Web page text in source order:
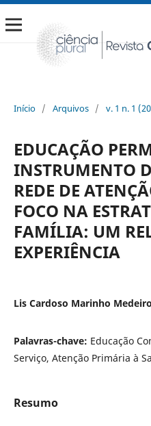
Início / Arquivos / v. 1 n. 1
EDUCAÇÃO
INSTRUMENTO
REDE DE
FOCO NA
FAMÍLIA: UM
EXPERIÊNCIA
Lis Cardoso Marinho
Palavras-chave: Educação
Serviço, Atenção Primária à
Resumo